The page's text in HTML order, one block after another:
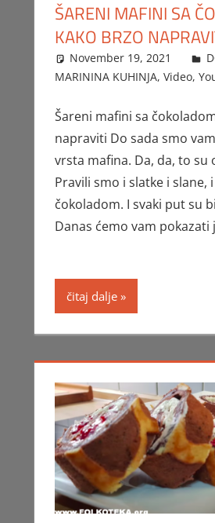
ŠARENI MAFINI SA
KAKO BRZO
November 19, 2021
MARININA KUHINJA, Video,
Šareni mafini sa
napraviti Do sada smo
vrsta mafina. Da, da, to su
Pravili smo i slatke i slane,
čokoladom. I svaki put su
Danas ćemo vam
čitaj dalje